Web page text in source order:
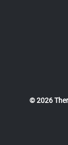
© 2026